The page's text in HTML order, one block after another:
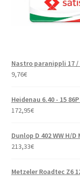
Nastro paranippli 17 /
9,76€
Heidenau 6.40 - 15
172,95€
Dunlop D 402 WW H/
213,33€
Metzeler Roadtec Z6